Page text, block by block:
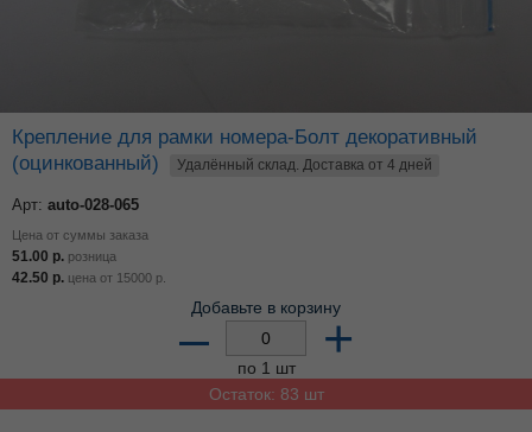
Крепление для рамки номера-Болт декоративный
(оцинкованный)
Удалённый склад. Доставка от 4 дней
Арт: auto-028-065
Цена от суммы заказа
51.00 р. розница
42.50 р. цена от 15000 р.
Добавьте в корзину
– +
по 1 шт
Остаток: 83 шт